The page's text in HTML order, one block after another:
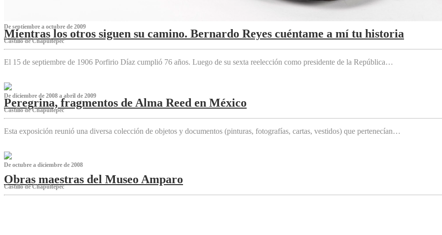
De septiembre a octubre de 2009
Mientras los otros siguen su camino. Bernardo Reyes cuéntame a mí tu historia
Castillo de Chapultepec
El 15 de septiembre de 1906 Porfirio Díaz cumplió 76 años. Luego de su sexta reelección como presidente de la República…
De diciembre de 2008 a abril de 2009
Peregrina, fragmentos de Alma Reed en México
Castillo de Chapultepec
Esta exposición reunió una diversa colección de objetos y documentos (pinturas, fotografías, cartas, vestidos) que pertenecían…
De octubre a diciembre de 2008
Obras maestras del Museo Amparo
Castillo de Chapultepec